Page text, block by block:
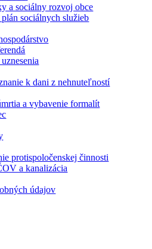
a sociálny rozvoj obce
sociálnych služieb
k dani z nehnuteľností
a vybavenie formalít
protispoločenskej činnosti
a kanalizácia
údajov